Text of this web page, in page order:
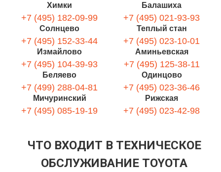
Химки
+7 (495) 182-09-99
Балашиха
+7 (495) 021-93-93
Солнцево
+7 (495) 152-33-44
Теплый стан
+7 (495) 023-10-01
Измайлово
+7 (495) 104-39-93
Аминьевская
+7 (495) 125-38-11
Беляево
+7 (499) 288-04-81
Одинцово
+7 (495) 023-36-46
Мичуринский
+7 (495) 085-19-19
Рижская
+7 (495) 023-42-98
ЧТО ВХОДИТ В ТЕХНИЧЕСКОЕ
ОБСЛУЖИВАНИЕ TOYOTA